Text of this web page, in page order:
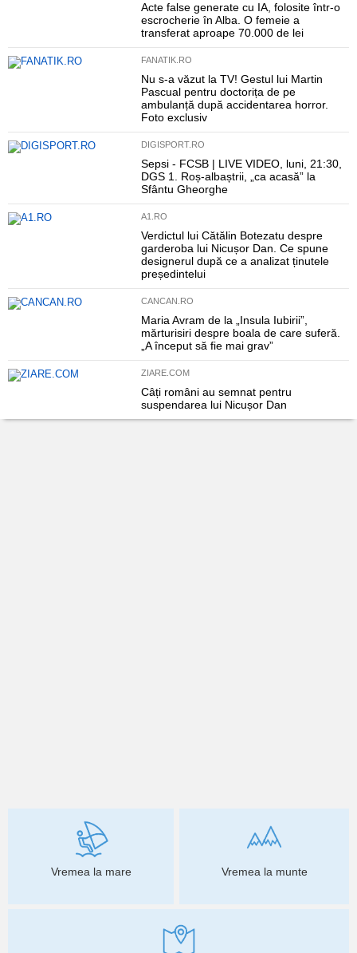
Acte false generate cu IA, folosite într-o
escrocherie în Alba. O femeie a
transferat aproape 70.000 de lei
FANATIK.RO
Nu s-a văzut la TV! Gestul lui Martin
Pascual pentru doctorița de pe
ambulanță după accidentarea horror.
Foto exclusiv
DIGISPORT.RO
Sepsi - FCSB | LIVE VIDEO, luni, 21:30,
DGS 1. Roș-albaștrii, „ca acasă” la
Sfântu Gheorghe
A1.RO
Verdictul lui Cătălin Botezatu despre
garderoba lui Nicușor Dan. Ce spune
designerul după ce a analizat ținutele
președintelui
CANCAN.RO
Maria Avram de la „Insula Iubirii”,
mărturisiri despre boala de care suferă.
„A început să fie mai grav”
ZIARE.COM
Câți români au semnat pentru
suspendarea lui Nicușor Dan
Vremea la mare Vremea la munte